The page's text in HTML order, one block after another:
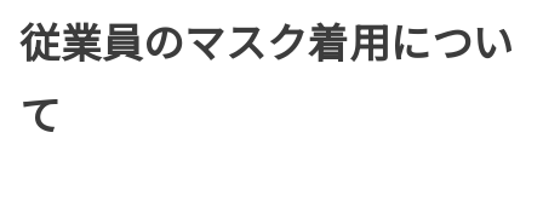
従業員のマスク着用につい
て